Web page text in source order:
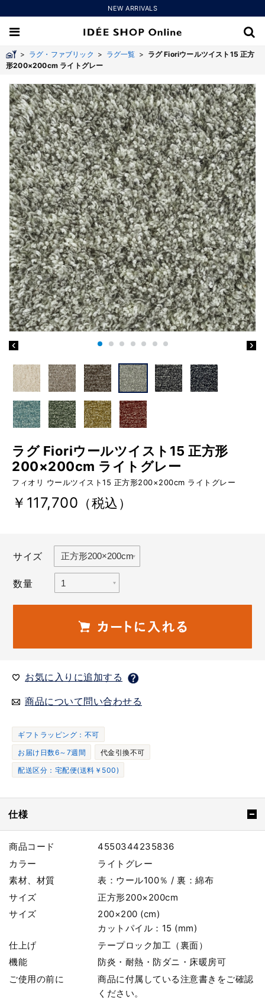
NEW ARRIVALS
> ラグ・ファブリック > ラグ一覧 > ラグ Fioriウールツイスト15 正方
形200×200cm ライトグレー
ラグ Fioriウールツイスト15 正方形
200×200cm ライトグレー
フィオリ ウールツイスト15 正方形200×200cm ライトグレー
￥117,700 （税込）
サイズ
数量
お気に入りに追加する
商品について問い合わせる
ギフトラッピング：不可
お届け日数6～7週間
代金引換不可
配送区分：宅配便(送料￥500)
仕様
商品コード
4550344235836
カラー
ライトグレー
素材、材質
表：ウール100％ / 裏：綿布
サイズ
正方形200×200cm
サイズ
200×200 (cm)
カットパイル：15 (mm)
仕上げ
テープロック加工（裏面）
機能
防炎・耐熱・防ダニ・床暖房可
ご使用の前に
商品に付属している注意書きをご確認
ください。